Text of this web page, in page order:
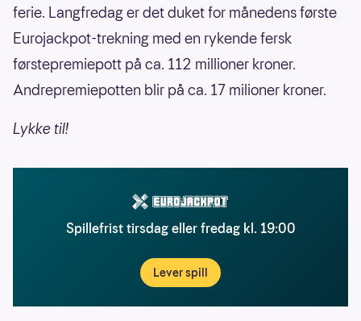
ferie. Langfredag er det duket for månedens første
Eurojackpot-trekning med en rykende fersk
førstepremiepott på ca. 112 millioner kroner.
Andrepremiepotten blir på ca. 17 milioner kroner.
Lykke til!
Spillefrist tirsdag eller fredag kl. 19:00
Lever spill